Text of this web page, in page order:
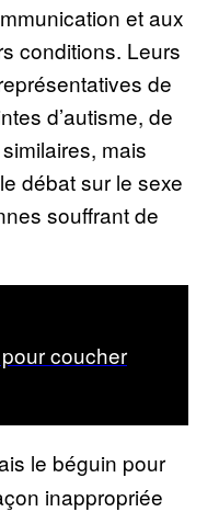
et aux
conditions. Leurs
de
d’autisme, de
mais
débat sur le sexe
souffrant de
coucher
le béguin pour
inappropriée